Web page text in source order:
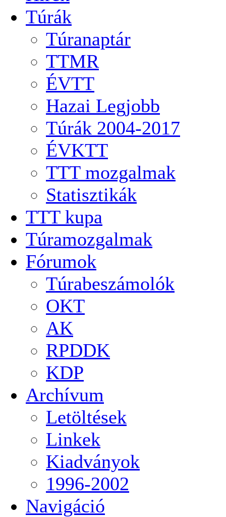
Túrák
Túranaptár
TTMR
ÉVTT
Hazai Legjobb
Túrák 2004-2017
ÉVKTT
TTT mozgalmak
Statisztikák
TTT kupa
Túramozgalmak
Fórumok
Túrabeszámolók
OKT
AK
RPDDK
KDP
Archívum
Letöltések
Linkek
Kiadványok
1996-2002
Navigáció